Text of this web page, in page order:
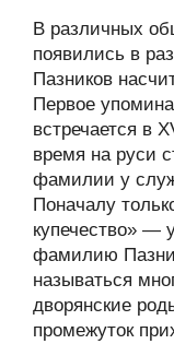
В различных
появились в
Пазников
Первое
встречается в
время на руси
фамилии у
Поначалу
купечество» —
фамилию
называться
дворянские
промежуток